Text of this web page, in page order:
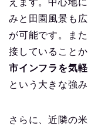
みと田園風景も
が可能です。ま
接していることか
市インフラを気
という大きな強
さらに、近隣の